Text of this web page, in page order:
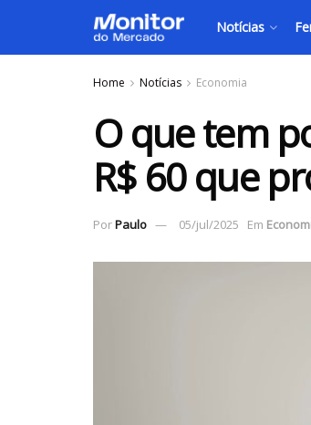
Notícias
Home Notícias Economia
O que tem
R$ 60 que
PorPaulo 05/jul/2025 Em